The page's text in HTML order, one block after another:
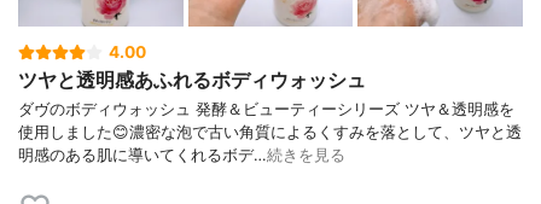
4.00
ツヤと透明感あふれるボディウォッシュ
ダヴのボディウォッシュ 発酵＆ビューティーシリーズ ツヤ＆透明感を
使用しました😊濃密な泡で古い角質によるくすみを落として、ツヤと透
明感のある肌に導いてくれるボデ…続きを見る